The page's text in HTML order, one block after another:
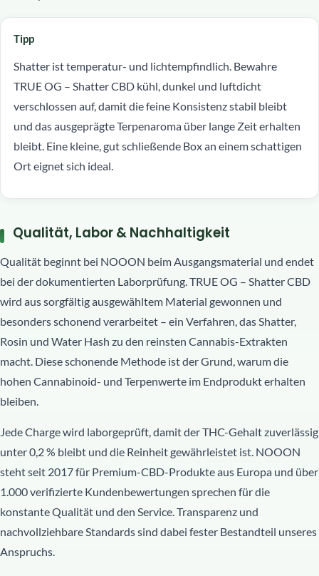
Tipp
Shatter ist temperatur- und lichtempfindlich. Bewahre
TRUE OG – Shatter CBD kühl, dunkel und luftdicht
verschlossen auf, damit die feine Konsistenz stabil bleibt
und das ausgeprägte Terpenaroma über lange Zeit erhalten
bleibt. Eine kleine, gut schließende Box an einem schattigen
Ort eignet sich ideal.
Qualität, Labor & Nachhaltigkeit
Qualität beginnt bei NOOON beim Ausgangsmaterial und endet
bei der dokumentierten Laborprüfung. TRUE OG – Shatter CBD
wird aus sorgfältig ausgewähltem Material gewonnen und
besonders schonend verarbeitet – ein Verfahren, das Shatter,
Rosin und Water Hash zu den reinsten Cannabis-Extrakten
macht. Diese schonende Methode ist der Grund, warum die
hohen Cannabinoid- und Terpenwerte im Endprodukt erhalten
bleiben.
Jede Charge wird laborgeprüft, damit der THC-Gehalt zuverlässig
unter 0,2 % bleibt und die Reinheit gewährleistet ist. NOOON
steht seit 2017 für Premium-CBD-Produkte aus Europa und über
1.000 verifizierte Kundenbewertungen sprechen für die
konstante Qualität und den Service. Transparenz und
nachvollziehbare Standards sind dabei fester Bestandteil unseres
Anspruchs.